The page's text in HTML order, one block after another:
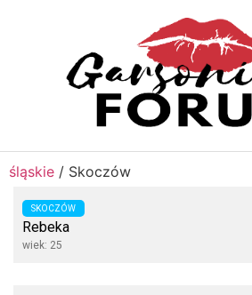
śląskie / Skoczów
SKOCZÓW
Rebeka
wiek: 25